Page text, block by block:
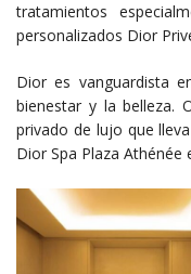
tratamientos
personalizados Dior
Dior es vanguardista
bienestar y la belleza.
privado de lujo que
Dior Spa Plaza Athénée